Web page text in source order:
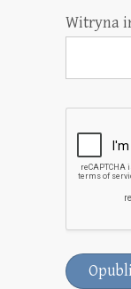
Witryna